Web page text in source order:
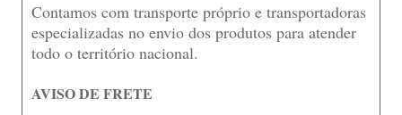
Contamos com transporte próprio e transportadoras
especializadas no envio dos produtos para atender
todo o território nacional.
AVISO DE FRETE